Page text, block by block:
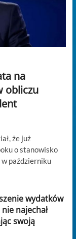
na
obliczu
że już
o stanowisko
październiku
wydatków
najechał
swoją